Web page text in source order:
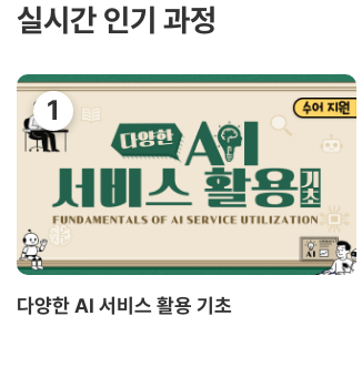
실시간 인기 과정
다양한 AI 서비스 활용 기초